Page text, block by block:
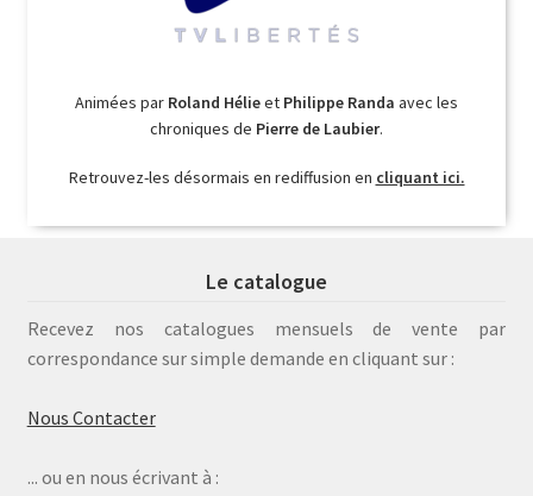
Animées par Roland Hélieet Philippe Randa avec les
chroniques de Pierre de Laubier.
Retrouvez-les désormais en rediffusion en cliquant ici.
Le catalogue
Recevez nos catalogues mensuels de vente par
correspondance sur simple demande en cliquant sur :
Nous Contacter
... ou en nous écrivant à :